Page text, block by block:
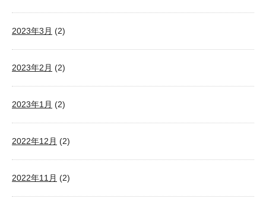
2023年3月 (2)
2023年2月 (2)
2023年1月 (2)
2022年12月 (2)
2022年11月 (2)